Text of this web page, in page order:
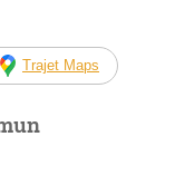
Trajet Maps